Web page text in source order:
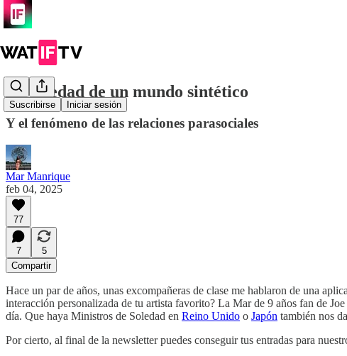
Suscribirse Iniciar sesión
La soledad de un mundo sintético
Y el fenómeno de las relaciones parasociales
Mar Manrique
feb 04, 2025
77
7
5
Compartir
Hace un par de años, unas excompañeras de clase me hablaron de una
interacción personalizada de tu artista favorito? La Mar de 9 años fan de
día. Que haya Ministros de Soledad en Reino Unido o Japón también nos
Por cierto, al final de la newsletter puedes conseguir tus entradas para